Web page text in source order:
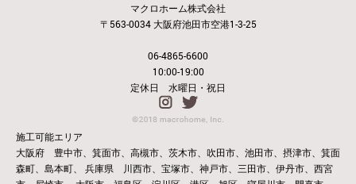
マクロホーム株式会社
〒563-0034 大阪府池田市空港1-3-25
06-4865-6600
10:00-19:00
定休日 水曜日・祝日
施工可能エリア
大阪府 豊中市、箕面市、高槻市、茨木市、吹田市、池田市、摂津市、箕面
森町、島本町、
兵庫県 川西市、宝塚市、神戸市、三田市、伊丹市、西宮